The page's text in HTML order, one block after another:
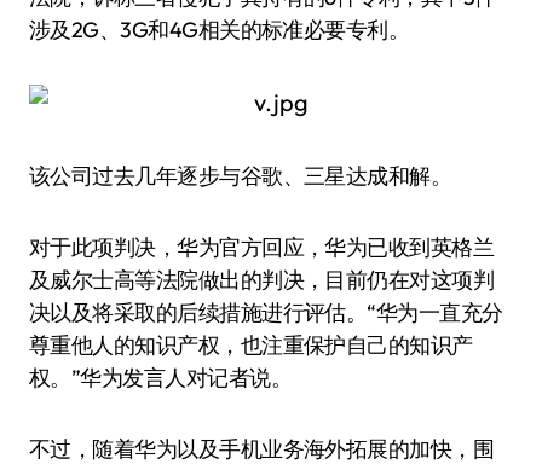
涉及2G、3G和4G相关的标准必要专利。
该公司过去几年逐步与谷歌、三星达成和解。
对于此项判决，华为官方回应，华为已收到英格兰
及威尔士高等法院做出的判决，目前仍在对这项判
决以及将采取的后续措施进行评估。“华为一直充分
尊重他人的知识产权，也注重保护自己的知识产
权。”华为发言人对记者说。
不过，随着华为以及手机业务海外拓展的加快，围